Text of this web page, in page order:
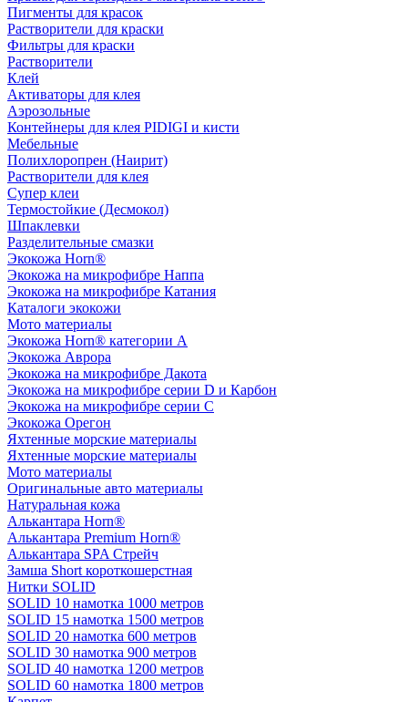
Пигменты для красок
Растворители для краски
Фильтры для краски
Растворители
Клей
Активаторы для клея
Аэрозольные
Контейнеры для клея PIDIGI и кисти
Мебельные
Полихлоропрен (Наирит)
Растворители для клея
Супер клеи
Термостойкие (Десмокол)
Шпаклевки
Разделительные смазки
Экокожа Horn®
Экокожа на микрофибре Наппа
Экокожа на микрофибре Катания
Каталоги экокожи
Мото материалы
Экокожа Horn® категории A
Экокожа Аврора
Экокожа на микрофибре Дакота
Экокожа на микрофибре серии D и Карбон
Экокожа на микрофибре серии С
Экокожа Орегон
Яхтенные морские материалы
Яхтенные морские материалы
Мото материалы
Оригинальные авто материалы
Натуральная кожа
Алькантара Horn®
Алькантара Premium Horn®
Алькантара SPA Стрейч
Замша Short короткошерстная
Нитки SOLID
SOLID 10 намотка 1000 метров
SOLID 15 намотка 1500 метров
SOLID 20 намотка 600 метров
SOLID 30 намотка 900 метров
SOLID 40 намотка 1200 метров
SOLID 60 намотка 1800 метров